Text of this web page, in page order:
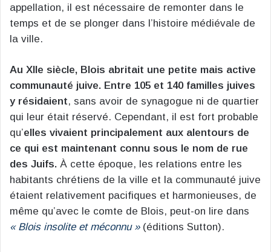
appellation, il est nécessaire de remonter dans le
temps et de se plonger dans l’histoire médiévale de
la ville.
Au XIIe siècle, Blois abritait une petite mais active
communauté juive. Entre 105 et 140 familles juives
y résidaient, sans avoir de synagogue ni de quartier
qui leur était réservé. Cependant, il est fort probable
qu’elles vivaient principalement aux alentours de
ce qui est maintenant connu sous le nom de rue
des Juifs. À cette époque, les relations entre les
habitants chrétiens de la ville et la communauté juive
étaient relativement pacifiques et harmonieuses, de
même qu’avec le comte de Blois, peut-on lire dans
« Blois insolite et méconnu »(éditions Sutton).